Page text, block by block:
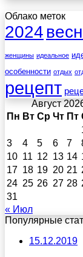
Облако меток
2024
женщины идеальное
особенности отдых
рецепт
Август
Пн Вт Ср Чт Пт
3
4 5 6 7
10 11 12 13 14
17 18 19 20 21
24 25 26 27 28
31
« Июл
Популярные
15.12.2019